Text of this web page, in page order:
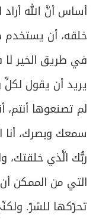
أساس أنَّ الله
خلقه، أن يستخدم
في طريق الخير
يريد أن يقول
لم تصنعوها
سمعك وبصرك،
ربُّك الَّذي خلقتك،
التي من الممكن
تحرّكها للشرّ.